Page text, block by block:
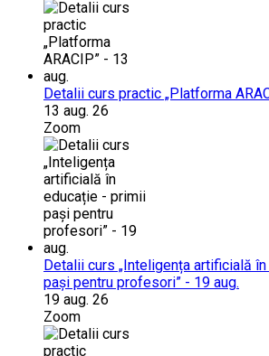
Detalii curs practic „Platforma
13 aug. 26
Zoom
Detalii curs „Inteligența artificială
pași pentru profesori” - 19 aug.
19 aug. 26
Zoom